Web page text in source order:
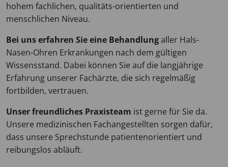
hohem fachlichen, qualitäts-orientierten und
menschlichen Niveau.
Bei uns erfahren Sie eine Behandlungaller Hals-
Nasen-Ohren Erkrankungen nach dem gültigen
Wissensstand. Dabei können Sie auf die langjährige
Erfahrung unserer Fachärzte, die sich regelmäßig
fortbilden, vertrauen.
Unser freundliches Praxisteam ist gerne für Sie da.
Unsere medizinischen Fachangestellten sorgen dafür,
dass unsere Sprechstunde patientenorientiert und
reibungslos abläuft.